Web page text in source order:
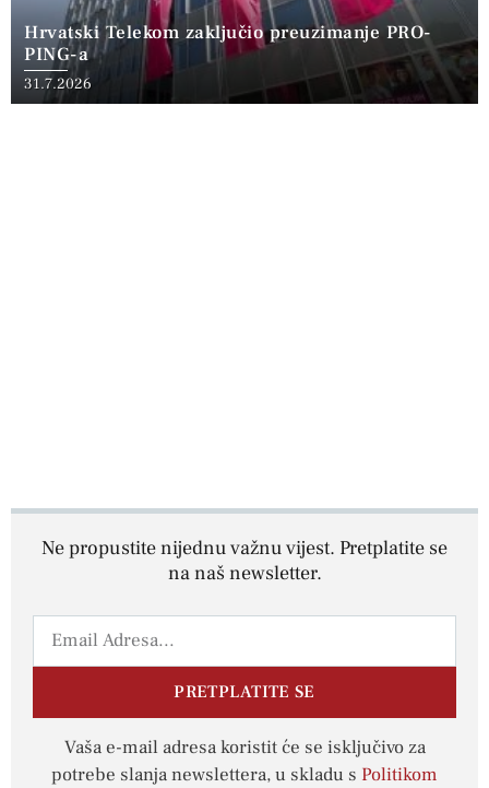
Hrvatski Telekom zaključio preuzimanje PRO-
PING-a
31.7.2026
Ne propustite nijednu važnu vijest. Pretplatite se
na naš newsletter.
PRETPLATITE SE
Vaša e-mail adresa koristit će se isključivo za
potrebe slanja newslettera, u skladu s Politikom